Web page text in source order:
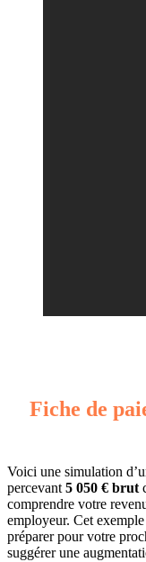
Fiche de
Voici une simulation
percevant 5 050 € brut
comprendre votre
employeur. Cet
préparer pour votre
suggérer une